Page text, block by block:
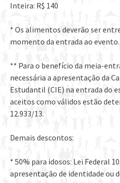
Inteira: R$ 140
* Os alimentos deverão ser
momento da entrada ao evento.
** Para o benefício da meia-
necessária a apresentação da
Estudantil (CIE) na entrada do
aceitos como válidos estão
12.933/13.
Demais descontos:
* 50% para idosos: Lei Federal
apresentação de identidade